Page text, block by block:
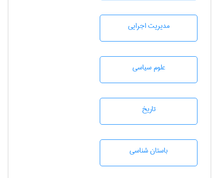
مديريت اجرايی
علوم سياسی
تاريخ
باستان شناسی